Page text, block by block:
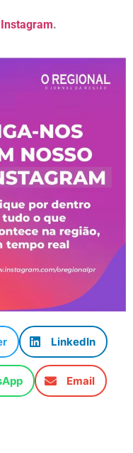
Instagram.
LinkedIn
Email